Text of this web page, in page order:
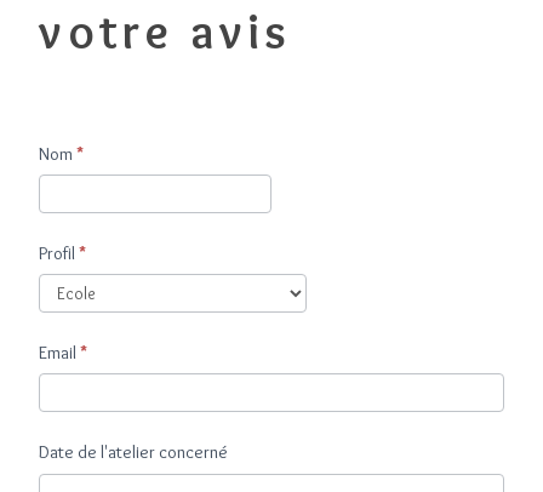
avis
votre avis
Nom*
Profil*
Email*
Date de l'atelier concerné